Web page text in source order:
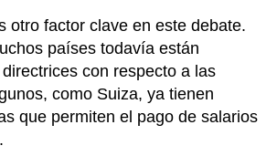
otro factor clave en este debate.
países todavía están
con respecto a las
como Suiza, ya tienen
que permiten el pago de salarios